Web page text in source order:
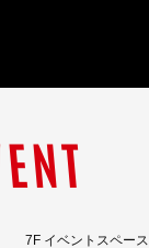
7F イベントスペース